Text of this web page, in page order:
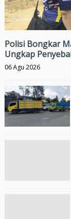
Polisi Bongkar
Ungkap
06 Agu 2026